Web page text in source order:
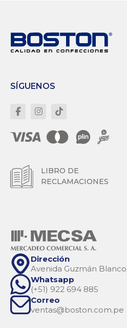
SÍGUENOS
LIBRO DE
RECLAMACIONES
Dirección
Avenida Guzmán
Whatsapp
(+51) 922 694 885
Correo
ventas@boston.com.pe